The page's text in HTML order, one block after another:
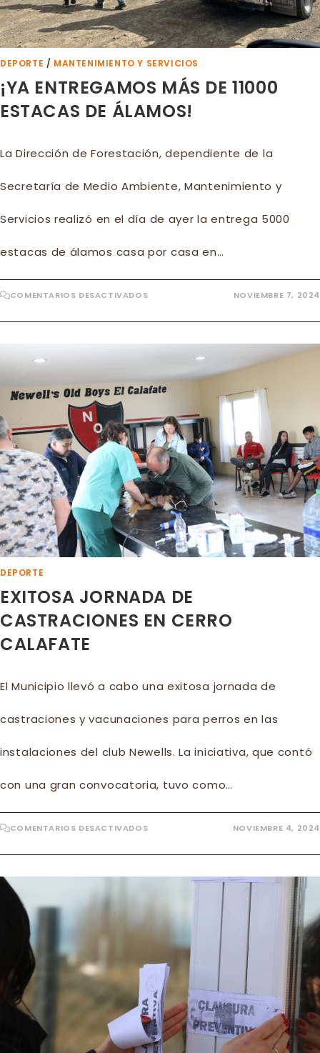
DEPORTE / MANTENIMIENTO Y SERVICIOS
¡YA ENTREGAMOS MÁS DE 11000
ESTACAS DE ÁLAMOS!
La Dirección de Forestación, dependiente de la
Secretaría de Medio Ambiente, Mantenimiento y
Servicios realizó en el día de ayer la entrega 5000
estacas de álamos casa por casa en…
COMENTARIOS DESACTIVADOSEN
MÁS
11000
ESTACAS
NOVIEMBRE 7, 2024
DEPORTE
EXITOSA JORNADA DE
CASTRACIONES EN CERRO
CALAFATE
El Municipio llevó a cabo una exitosa jornada de
castraciones y vacunaciones para perros en las
instalaciones del club Newells. La iniciativa, que contó
con una gran convocatoria, tuvo como…
COMENTARIOS DESACTIVADOSEN
DE
EN
NOVIEMBRE 4, 2024